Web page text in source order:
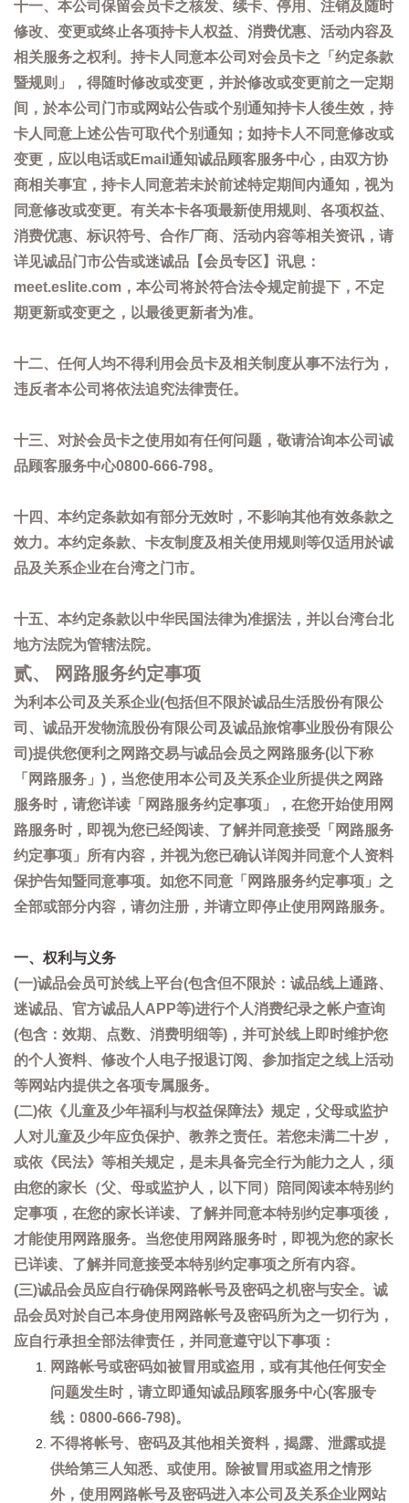
十一、本公司保留会员卡之核发、续卡、停用、注销及随时
修改、变更或终止各项持卡人权益、消费优惠、活动内容及
相关服务之权利。持卡人同意本公司对会员卡之「约定条款
暨规则」，得随时修改或变更，并於修改或变更前之一定期
间，於本公司门市或网站公告或个别通知持卡人後生效，持
卡人同意上述公告可取代个别通知；如持卡人不同意修改或
变更，应以电话或Email通知诚品顾客服务中心，由双方协
商相关事宜，持卡人同意若未於前述特定期间内通知，视为
同意修改或变更。有关本卡各项最新使用规则、各项权益、
消费优惠、标识符号、合作厂商、活动内容等相关资讯，请
详见诚品门市公告或迷诚品【会员专区】讯息：
meet.eslite.com，本公司将於符合法令规定前提下，不定
期更新或变更之，以最後更新者为准。
十二、任何人均不得利用会员卡及相关制度从事不法行为，
违反者本公司将依法追究法律责任。
十三、对於会员卡之使用如有任何问题，敬请洽询本公司诚
品顾客服务中心0800-666-798。
十四、本约定条款如有部分无效时，不影响其他有效条款之
效力。本约定条款、卡友制度及相关使用规则等仅适用於诚
品及关系企业在台湾之门市。
十五、本约定条款以中华民国法律为准据法，并以台湾台北
地方法院为管辖法院。
贰、 网路服务约定事项
为利本公司及关系企业(包括但不限於诚品生活股份有限公
司、诚品开发物流股份有限公司及诚品旅馆事业股份有限公
司)提供您便利之网路交易与诚品会员之网路服务(以下称
「网路服务」)，当您使用本公司及关系企业所提供之网路
服务时，请您详读「网路服务约定事项」，在您开始使用网
路服务时，即视为您已经阅读、了解并同意接受「网路服务
约定事项」所有内容，并视为您已确认详阅并同意个人资料
保护告知暨同意事项。如您不同意「网路服务约定事项」之
全部或部分内容，请勿注册，并请立即停止使用网路服务。
一、权利与义务
(一)诚品会员可於线上平台(包含但不限於：诚品线上通路、
迷诚品、官方诚品人APP等)进行个人消费纪录之帐户查询
(包含：效期、点数、消费明细等)，并可於线上即时维护您
的个人资料、修改个人电子报退订阅、参加指定之线上活动
等网站内提供之各项专属服务。
(二)依《儿童及少年福利与权益保障法》规定，父母或监护
人对儿童及少年应负保护、教养之责任。若您未满二十岁，
或依《民法》等相关规定，是未具备完全行为能力之人，须
由您的家长（父、母或监护人，以下同）陪同阅读本特别约
定事项，在您的家长详读、了解并同意本特别约定事项後，
才能使用网路服务。当您使用网路服务时，即视为您的家长
已详读、了解并同意接受本特别约定事项之所有内容。
(三)诚品会员应自行确保网路帐号及密码之机密与安全。诚
品会员对於自己本身使用网路帐号及密码所为之一切行为，
应自行承担全部法律责任，并同意遵守以下事项：
网路帐号或密码如被冒用或盗用，或有其他任何安全
问题发生时，请立即通知诚品顾客服务中心(客服专
线：0800-666-798)。
不得将帐号、密码及其他相关资料，揭露、泄露或提
供给第三人知悉、或使用。除被冒用或盗用之情形
外，使用网路帐号及密码进入本公司及关系企业网站